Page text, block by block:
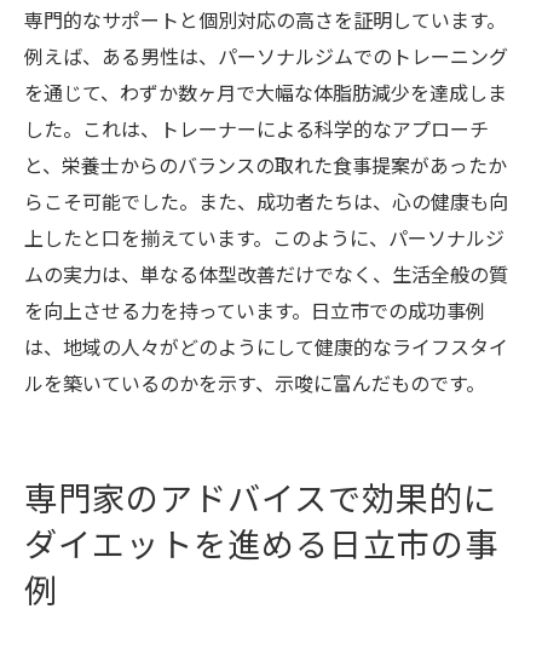
専門的なサポートと個別対応の高さを証明しています。
例えば、ある男性は、パーソナルジムでのトレーニング
を通じて、わずか数ヶ月で大幅な体脂肪減少を達成しま
した。これは、トレーナーによる科学的なアプローチ
と、栄養士からのバランスの取れた食事提案があったか
らこそ可能でした。また、成功者たちは、心の健康も向
上したと口を揃えています。このように、パーソナルジ
ムの実力は、単なる体型改善だけでなく、生活全般の質
を向上させる力を持っています。日立市での成功事例
は、地域の人々がどのようにして健康的なライフスタイ
ルを築いているのかを示す、示唆に富んだものです。
専門家のアドバイスで効果的に
ダイエットを進める日立市の事
例